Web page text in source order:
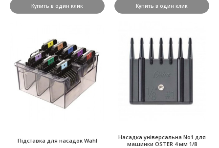
Купить в один клик Купить в один клик
Підставка для насадок Wahl
Насадка універсальна No1 для
машинки OSTER 4 мм 1/8